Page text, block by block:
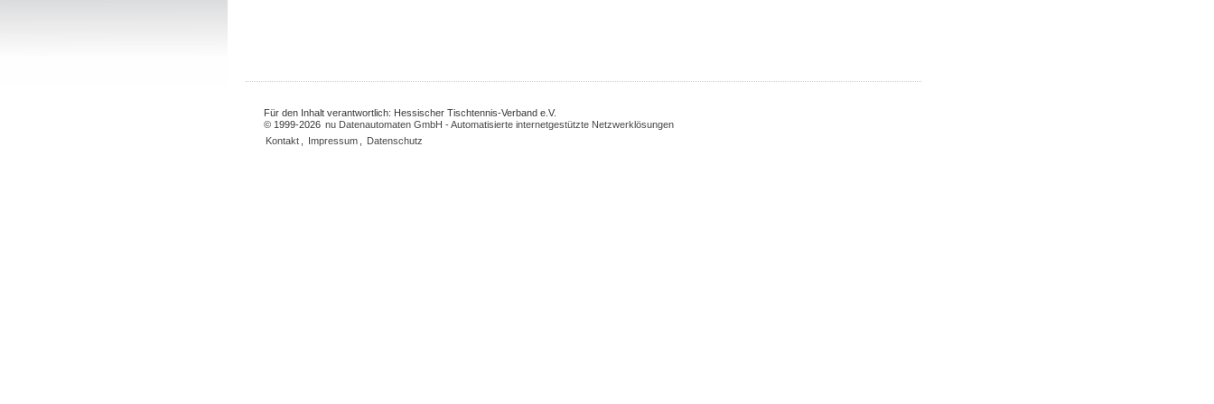
Für den Inhalt verantwortlich: Hessischer Tischtennis-Verband e.V.
© 1999-2026 nu Datenautomaten GmbH - Automatisierte internetgestützte Netzwerklösungen
Kontakt
Impressum Datenschutz